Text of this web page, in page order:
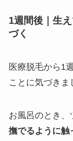
1週間後｜生
づく
医療脱毛から1
ことに気づきま
お風呂のとき、
撫でるように触